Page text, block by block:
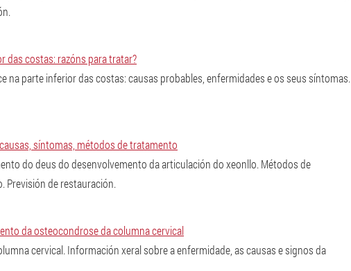
das costas: razóns para tratar?
na parte inferior das costas: causas probables, enfermidades e os seus síntomas.
síntomas, métodos de tratamento
do deus do desenvolvemento da articulación do xeonllo. Métodos de
Previsión de restauración.
da osteocondrose da columna cervical
cervical. Información xeral sobre a enfermidade, as causas e signos da